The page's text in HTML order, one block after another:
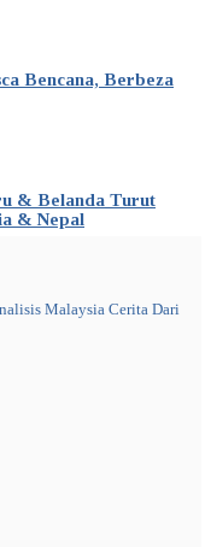
Bencana, Berbeza
& Belanda Turut
& Nepal
Malaysia Cerita Dari